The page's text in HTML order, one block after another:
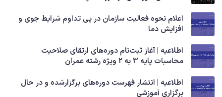
اعلام نحوه فعالیت سازمان در پی تداوم شرایط جوی و
افزایش دما
اطلاعیه | آغاز ثبت‌نام دوره‌های ارتقای صلاحیت
محاسبات پایه 3 به ۲ ویژه رشته عمران
اطلاعیه | انتشار فهرست دوره‌های برگزارشده و در حال
برگزاری آموزشی